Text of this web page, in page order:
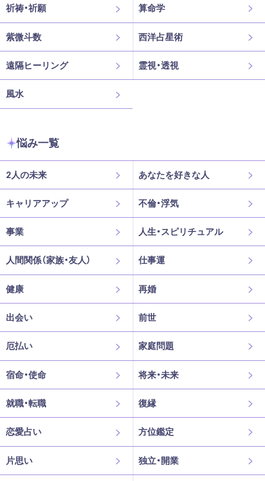
祈祷・祈願 算命学
紫微斗数 西洋占星術
遠隔ヒーリング 霊視・透視
風水
悩み一覧
2人の未来 あなたを好きな人
キャリアアップ 不倫・浮気
事業 人生・スピリチュアル
人間関係（家族・友人） 仕事運
健康 再婚
出会い 前世
厄払い 家庭問題
宿命・使命 将来・未来
就職・転職 復縁
恋愛占い 方位鑑定
片思い 独立・開業